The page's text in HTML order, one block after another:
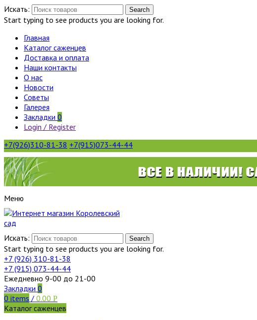
Искать: Search
Start typing to see products you are looking for.
Главная
Каталог саженцев
Доставка и оплата
Наши контакты
О нас
Новости
Советы
Галерея
Закладки 0
Login / Register
+7(926)310-81-38 +7(915)073-44-44
Меню
Искать: Search
Start typing to see products you are looking for.
+7 (926) 310-81-38
+7 (915) 073-44-44
Ежедневно 9-00 до 21-00
Закладки 0
0 items / 0.00 Р
Каталог саженцев